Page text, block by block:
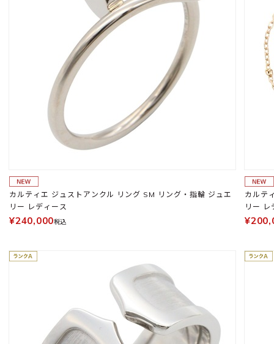
カルティエ ジュストアンクル リング SM リング・指輪 ジュエ
リー レディース
¥240,000税込
カルテ
リー レ